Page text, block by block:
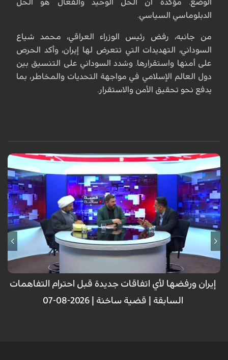
الوضع. مؤكدة أن الحل الوحيد والفعال هو الحل
الدبلوماسي السياسي.
من جانبه، رفض رئيس الوزراء العراقي، محمد شياع
السوداني، التهديدات التي تتعرض لها إيران، وأكد الحرص
على أمنها واستقرارها. وشدد السوداني على التنسيق بين
دول العالم الإسلامي في مواجهة التحديات والمخاطر، بما
يدفع نحو تحقيق الأمن والاستقرار.
إيران ورفضها لأي اتفاقات جديدة قبل احترام التفاهمات
السابقة | قضية ساخنة | 2026-08-07